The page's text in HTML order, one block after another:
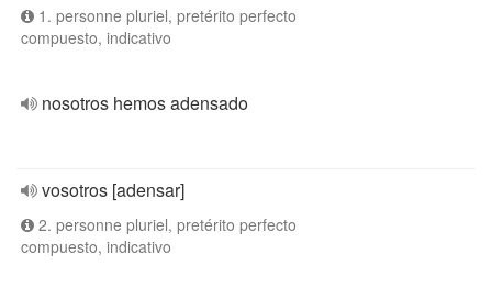
1. personne pluriel, pretérito perfecto
compuesto, indicativo
nosotros hemos adensado
vosotros [adensar]
2. personne pluriel, pretérito perfecto
compuesto, indicativo